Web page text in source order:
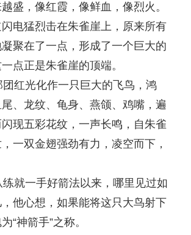
盛，像红霞，像鲜血，像烈火。
电猛烈击在朱雀崖上，原来所有
聚在了一点，形成了一个巨大的
点正是朱雀崖的顶端。
红光化作一只巨大的飞鸟，鸿
、龙纹、龟身、燕颌、鸡嘴，遍
现五彩花纹，一声长鸣，自朱雀
一双金翅强劲有力，凌空而下，
就一手好箭法以来，哪里见过如
他心想，如果能将这只大鸟射下
“神箭手”之称。